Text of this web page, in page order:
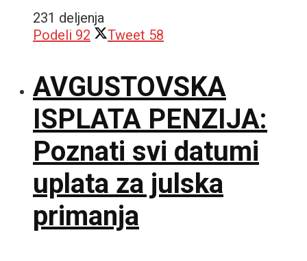
231 deljenja
Podeli 92 Tweet 58
AVGUSTOVSKA
ISPLATA PENZIJA:
Poznati svi datumi
uplata za julska
primanja